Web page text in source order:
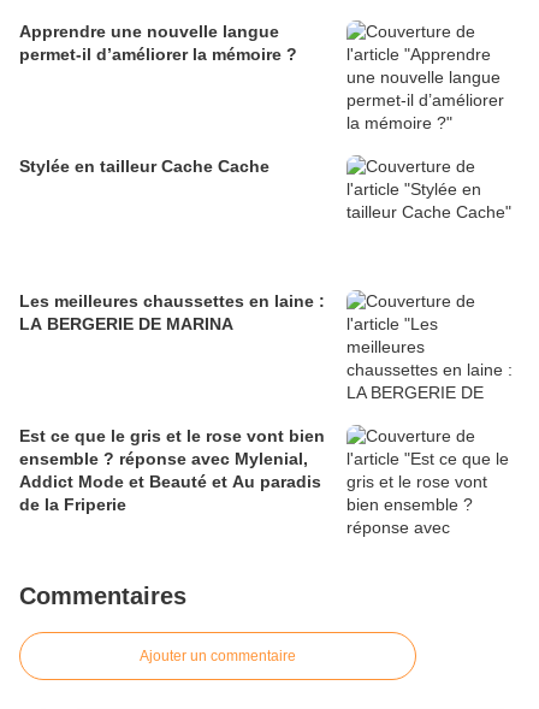
Apprendre une nouvelle langue
permet-il d’améliorer la mémoire ?
Stylée en tailleur Cache Cache
Les meilleures chaussettes en laine :
LA BERGERIE DE MARINA
Est ce que le gris et le rose vont bien
ensemble ? réponse avec Mylenial,
Addict Mode et Beauté et Au paradis
de la Friperie
Commentaires
Ajouter un commentaire